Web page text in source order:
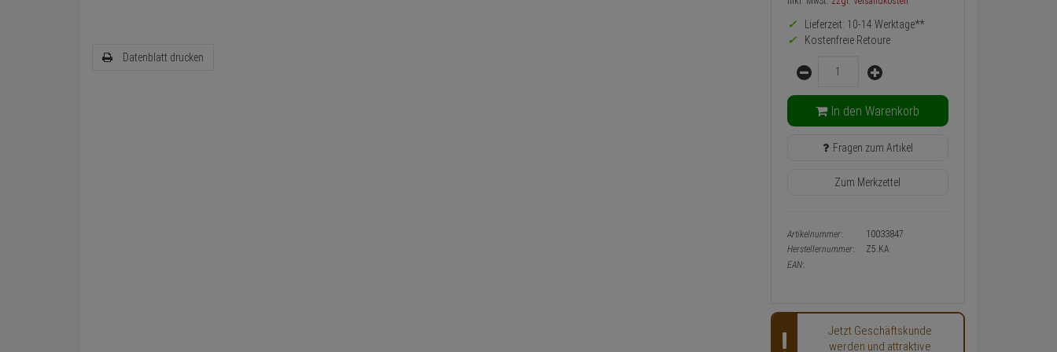
Datenblatt drucken
und
Warenkorb-
Konfigurieren-
Button
Lieferzeit: 10-14 Werktage**
Kostenfreie Retoure
Menge
In den Warenkorb
Fragen zum Artikel
Zum Merkzettel
Artikelnummer:
10033847
Herstellernummer:
Z5.KA
EAN:
Jetzt Geschäftskunde
werden und attraktive